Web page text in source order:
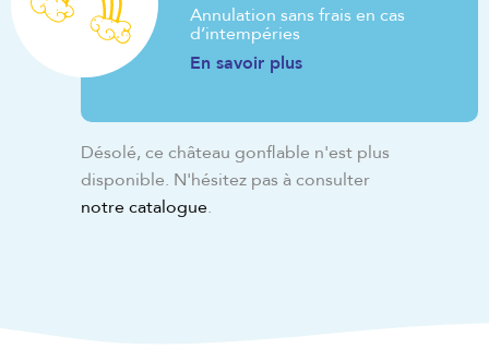
Annulation sans frais en cas
d’intempéries
En savoir plus
Désolé, ce château gonflable n'est plus
disponible. N'hésitez pas à consulter
notre catalogue.